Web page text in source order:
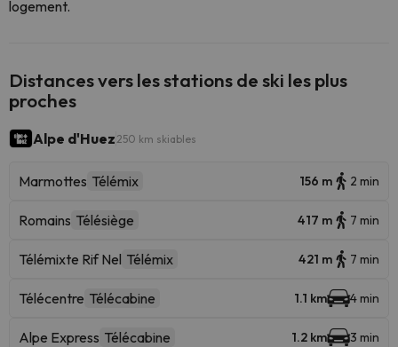
logement.
Distances vers les stations de ski les plus
proches
Alpe d'Huez 250 km skiables
Marmottes Télémix 156 m 2 min
Romains Télésiège 417 m 7 min
Télémixte Rif Nel Télémix 421 m 7 min
Télécentre Télécabine 1.1 km 4 min
Alpe Express Télécabine 1.2 km 3 min